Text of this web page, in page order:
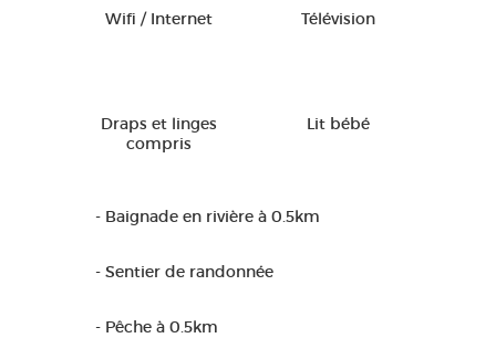
Wifi / Internet Télévision
Draps et linges
compris
Lit bébé
- Baignade en rivière à 0.5km
- Sentier de randonnée
- Pêche à 0.5km